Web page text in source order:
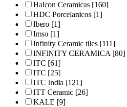
Halcon Ceramicas [160]
HDC Porcelanicos [1]
Ibero [1]
Imso [1]
Infinity Ceramic tiles [111]
INFINITY CERAMICA[80]
ITC [61]
ITC [25]
ITC India [121]
ITT Ceramic [26]
KALE [9]